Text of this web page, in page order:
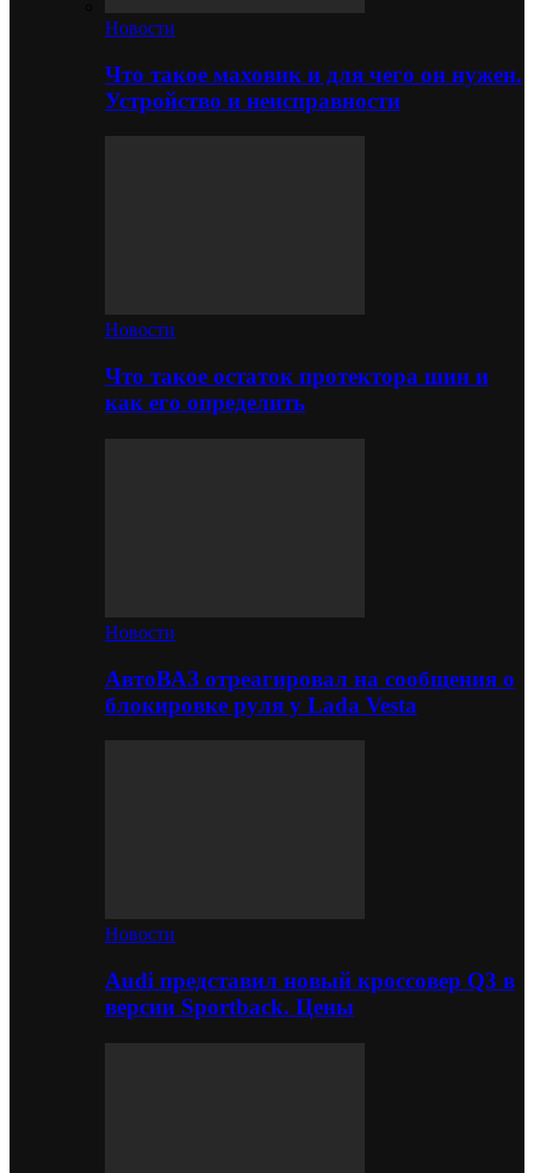
Новости
Что такое маховик и для чего он нужен.
Устройство и неисправности
Новости
Что такое остаток протектора шин и
как его определить
Новости
АвтоВАЗ отреагировал на сообщения о
блокировке руля у Lada Vesta
Новости
Audi представил новый кроссовер Q3 в
версии Sportback. Цены